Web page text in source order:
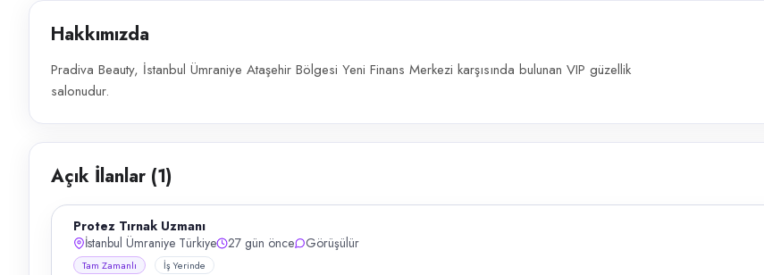
Hakkımızda
Pradiva Beauty, İstanbul Ümraniye Ataşehir Bölgesi Yeni Finans Merkezi karşısında bulunan VIP güzellik
salonudur.
Açık İlanlar (1)
Protez Tırnak Uzmanı
İstanbul Ümraniye Türkiye
27 gün önce Görüşülür
Tam Zamanlı İş Yerinde